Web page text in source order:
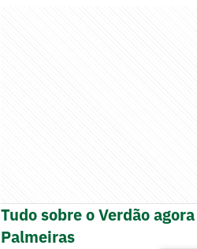
Tudo sobre o Verdão
Palmeiras